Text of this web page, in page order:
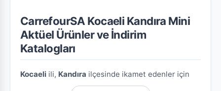
CarrefourSA Kocaeli Kandıra Mini
Aktüel Ürünler ve İndirim
Katalogları
Kocaeli ili, Kandıra ilçesinde ikamet edenler için
CarrefourSA Kocaeli Kandıra Minişubesine özel